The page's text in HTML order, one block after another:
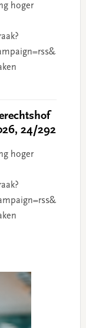
hoger
24/292
hoger